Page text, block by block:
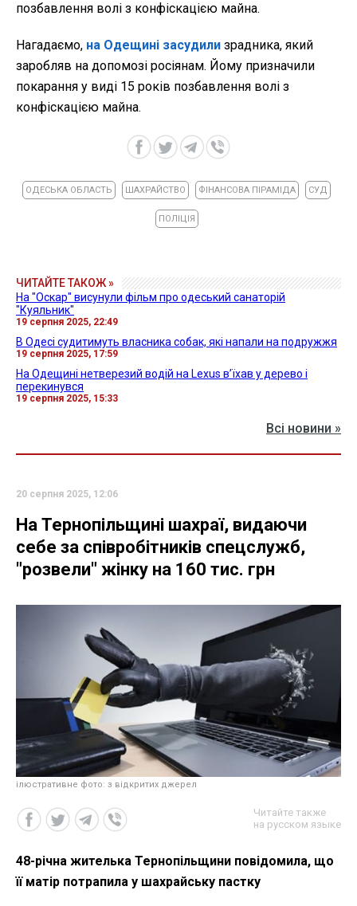
позбавлення волі з конфіскацією майна.
Нагадаємо, на Одещині засудили зрадника, який
заробляв на допомозі росіянам. Йому призначили
покарання у виді 15 років позбавлення волі з
конфіскацією майна.
ОДЕСЬКА ОБЛАСТЬ ШАХРАЙСТВО ФІНАНСОВА ПІРАМІДА СУД
ПОЛІЦІЯ
ЧИТАЙТЕ ТАКОЖ »
На "Оскар" висунули фільм про одеський санаторій
"Куяльник"
19 серпня 2025, 22:49
В Одесі судитимуть власника собак, які напали на подружжя
19 серпня 2025, 17:59
На Одещині нетверезий водій на Lexus в’їхав у дерево і
перекинувся
19 серпня 2025, 15:33
Всі новини »
20 серпня 2025, 12:06
На Тернопільщині шахраї, видаючи
себе за співробітників спецслужб,
"розвели" жінку на 160 тис. грн
ілюстративне фото: з відкритих джерел
Читайте также
на русском языке
48-річна жителька Тернопільщини повідомила, що
її матір потрапила у шахрайську пастку